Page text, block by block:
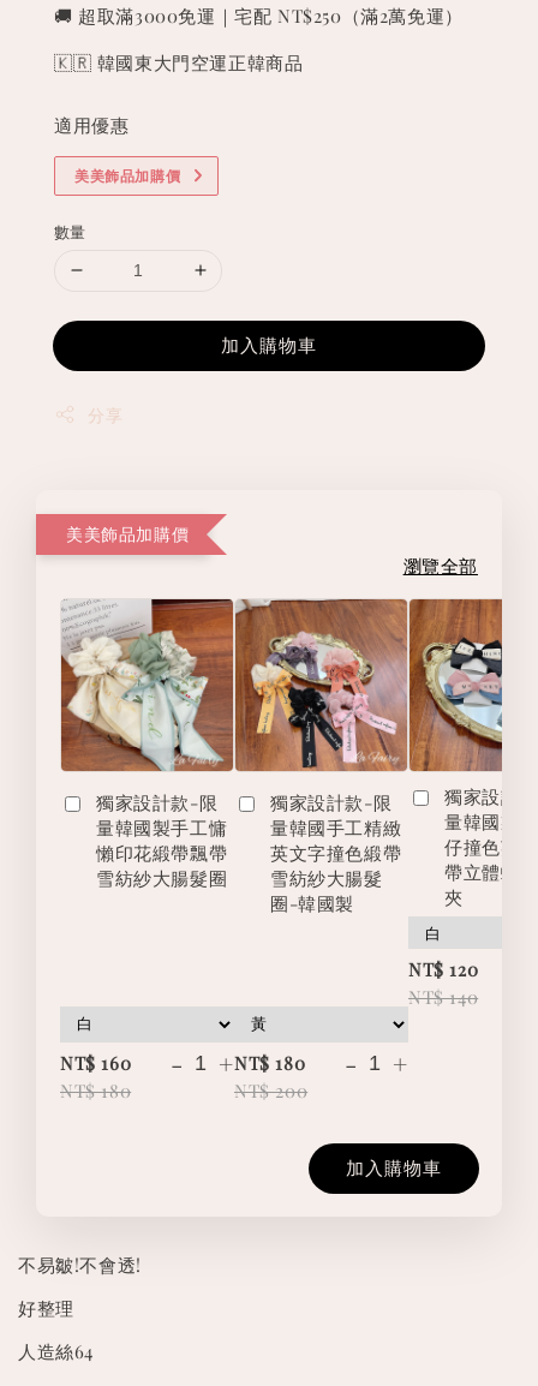
🚚 超取滿3000免運｜宅配 NT$250（滿2萬免運）
🇰🇷 韓國東大門空運正韓商品
適用優惠
美美飾品加購價
數量
加入購物車
分享
美美飾品加購價
瀏覽全部
獨家設計款-限
量韓國製手工慵
懶印花緞帶飄帶
雪紡紗大腸髮圈
NT$ 160
NT$ 180
- +
獨家設計款-限
量韓國手工精緻
英文字撞色緞帶
雪紡紗大腸髮
圈-韓國製
NT$ 180
NT$ 200
- +
獨家設計
量韓國製
仔撞色英
帶立體蝴
夾
NT$ 120
NT$ 140
加入購物車
不易皺!不會透!
好整理
人造絲64